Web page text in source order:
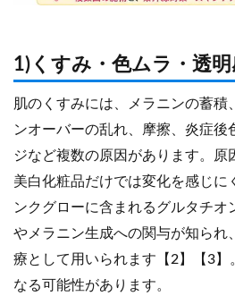
1)くすみ・色ムラ・透
肌のくすみには、メラニンの蓄積
ンオーバーの乱れ、摩擦、炎症後
ジなど複数の原因があります。原
美白化粧品だけでは変化を感じに
ンクグローに含まれるグルタチオ
やメラニン生成への関与が知られ
療として用いられます【2】【3】
なる可能性があります。